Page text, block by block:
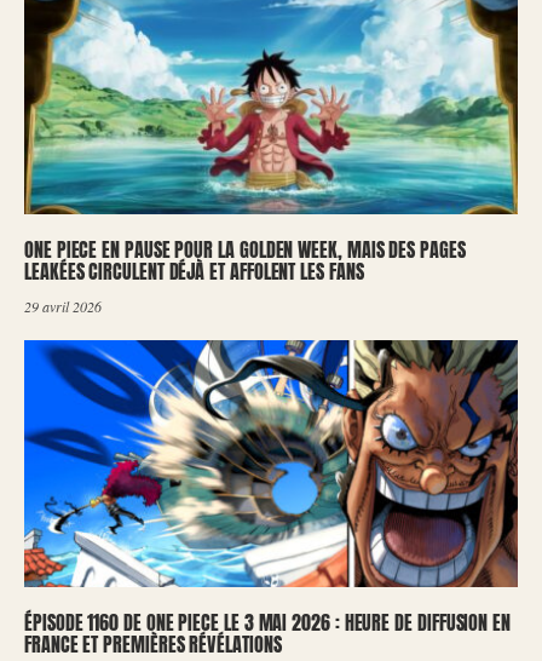
ONE PIECE EN PAUSE POUR LA GOLDEN WEEK, MAIS DES PAGES
LEAKÉES CIRCULENT DÉJÀ ET AFFOLENT LES FANS
29 avril 2026
ÉPISODE 1160 DE ONE PIECE LE 3 MAI 2026 : HEURE DE DIFFUSION EN
FRANCE ET PREMIÈRES RÉVÉLATIONS